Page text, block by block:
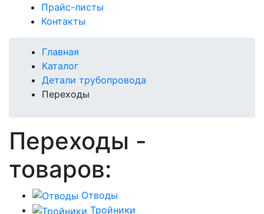
Прайс-листы
Контакты
Главная
Каталог
Детали трубопровода
Переходы
Переходы -
товаров:
Отводы
Тройники